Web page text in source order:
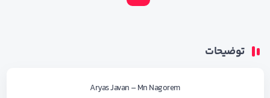
توضیحات
Aryas Javan – Mn Nagorem